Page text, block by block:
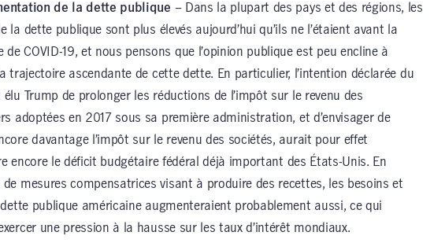
de la dette publique – Dans la plupart des pays et des régions, les
la dette publique sont plus élevés aujourd’hui qu’ils ne l’étaient avant la
de COVID-19, et nous pensons que l’opinion publique est peu encline à
trajectoire ascendante de cette dette. En particulier, l’intention déclarée du
élu Trump de prolonger les réductions de l’impôt sur le revenu des
adoptées en 2017 sous sa première administration, et d’envisager de
davantage l’impôt sur le revenu des sociétés, aurait pour effet
encore le déficit budgétaire fédéral déjà important des États-Unis. En
de mesures compensatrices visant à produire des recettes, les besoins et
dette publique américaine augmenteraient probablement aussi, ce qui
une pression à la hausse sur les taux d’intérêt mondiaux.